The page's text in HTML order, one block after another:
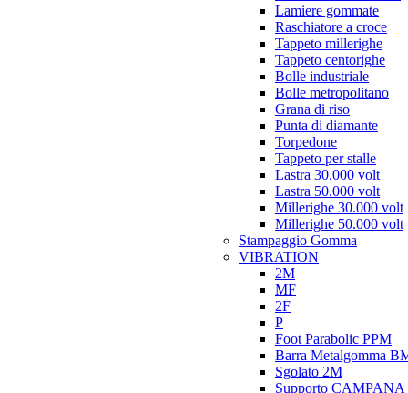
Lamiere gommate
Raschiatore a croce
Tappeto millerighe
Tappeto centorighe
Bolle industriale
Bolle metropolitano
Grana di riso
Punta di diamante
Torpedone
Tappeto per stalle
Lastra 30.000 volt
Lastra 50.000 volt
Millerighe 30.000 volt
Millerighe 50.000 volt
Stampaggio Gomma
VIBRATION
2M
MF
2F
P
Foot Parabolic PPM
Barra Metalgomma
Sgolato 2M
Supporto CAMPANA